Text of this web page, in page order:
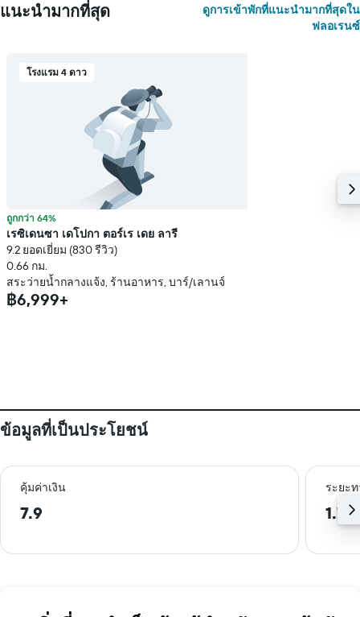
แนะนำมากที่สุด
ดูการเข้าพักที่แนะนำมากที่สุดใน
ฟลอเรนซ์
โรงแรม 4 ดาว
ถูกกว่า 64%
เรซิเดนซา เดโปกา ตอร์เร เดย ลารี
9.2 ยอดเยี่ยม (830 รีวิว)
0.66 กม.
สระว่ายน้ำกลางแจ้ง, ร้านอาหาร, บาร์/เลานจ์
฿6,999+
ข้อมูลที่เป็นประโยชน์
คุ้มค่าเงิน ระยะท
7.9 1.7